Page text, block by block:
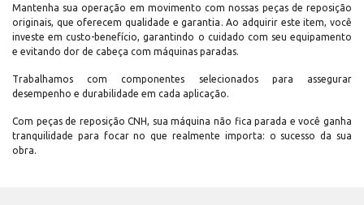
Mantenha sua operação em movimento com nossas peças de reposição
originais, que oferecem qualidade e garantia. Ao adquirir este item, você
investe em custo-benefício, garantindo o cuidado com seu equipamento
e evitando dor de cabeça com máquinas paradas.
Trabalhamos com componentes selecionados para assegurar
desempenho e durabilidade em cada aplicação.
Com peças de reposição CNH, sua máquina não fica parada e você ganha
tranquilidade para focar no que realmente importa: o sucesso da sua
obra.